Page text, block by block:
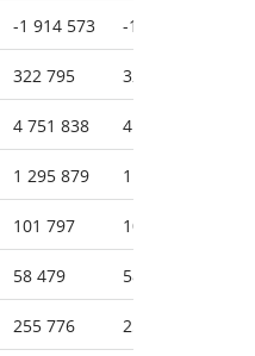
-1 914 573 -1 914 573
322 795 322 542
4 751 838 4 711 302
1 295 879 1 294 101
101 797 101 666
58 479 58 417
255 776 255 771